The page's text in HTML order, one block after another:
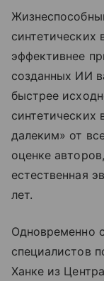
синтетических
эффективнее
созданных ИИ
быстрее
синтетических
далеким» от
оценке
естественная
лет.
Одновременно
специалистов
Ханке из